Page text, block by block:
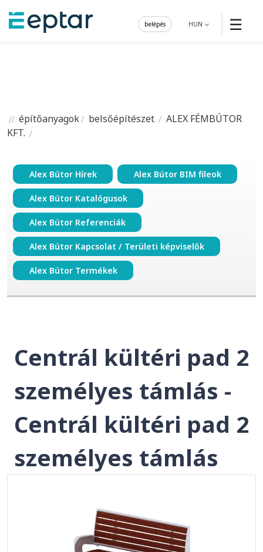
☰
HUN
belépés
építőanyagok belsőépítészet
ALEX FÉMBÚTOR
KFT.
Alex Bútor Hírek Alex Bútor BIM fileok
Alex Bútor Katalógusok
Alex Bútor Referenciák
Alex Bútor Kapcsolat / Területi képviselők
Alex Bútor Termékek
Centrál kültéri pad 2
személyes támlás -
Centrál kültéri pad 2
személyes támlás